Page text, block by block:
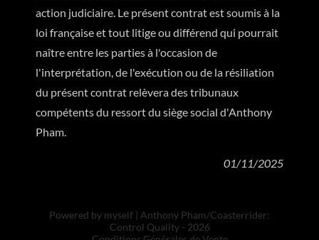
action judiciaire. Le présent contrat est soumis à la
loi française et tout litige ou différend qui pourrait
naître entre les parties à l'occasion de
l'interprétation, de l'exécution ou de la résiliation
du présent contrat relèvera des tribunaux
compétents du ressort du siège social d'Anthony
Pham.
01/11/2025
Powered by myself | Anthony Pham/Coasterrider:
Control Quality - 2026